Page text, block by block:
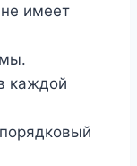
имеет
каждой